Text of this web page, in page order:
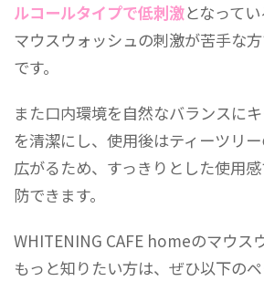
ルコールタイプで低刺激となって
マウスウォッシュの刺激が苦手な
です。
また口内環境を自然なバランスに
を清潔にし、使用後はティーツリ
広がるため、すっきりとした使用
防できます。
WHITENING CAFE homeのマウス
もっと知りたい方は、ぜひ以下の